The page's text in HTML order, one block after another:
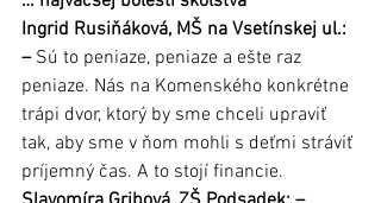
Ingrid Rusiňáková, MŠ na Vsetínskej ul.:
– Sú to peniaze, peniaze a ešte raz
peniaze. Nás na Komenského konkrétne
trápi dvor, ktorý by sme chceli upraviť
tak, aby sme v ňom mohli s deťmi stráviť
príjemný čas. A to stojí financie.